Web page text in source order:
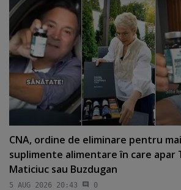
CNA, ordine de eliminare pentru
suplimente alimentare în care apar
Maticiuc sau Buzdugan
5 AUG 2026 20:43 0